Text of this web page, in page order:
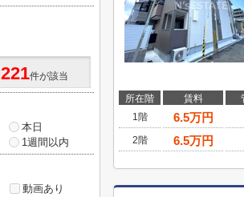
所在階 賃料
1階
6.5万円
2階
6.5万円
221件が該当
本日
1週間以内
動画あり